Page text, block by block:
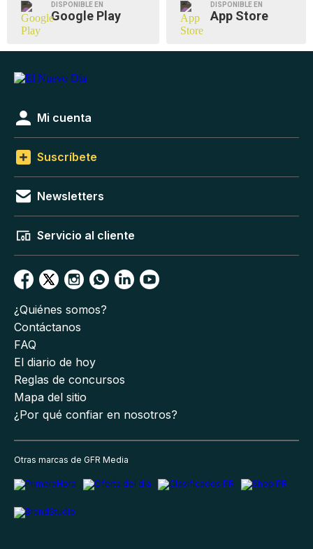
DISPONIBLE EN
Google Play
DISPONIBLE EN
App Store
Mi cuenta
Suscríbete
Newsletters
Servicio al cliente
¿Quiénes somos?
Contáctanos
FAQ
El diario de hoy
Reglas de concursos
Mapa del sitio
¿Por qué confiar en nosotros?
Otras marcas de GFR Media